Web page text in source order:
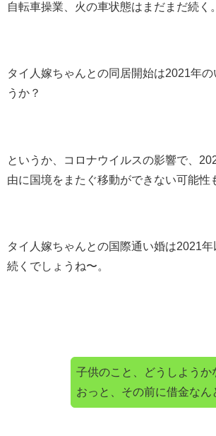
自転車操業、火の車状態はまだまだ続く。
タイ人嫁ちゃんとの同居開始は2021年
うか？
というか、コロナウイルスの影響で、
由に国境をまたぐ移動ができない可能
タイ人嫁ちゃんとの国際通い婚は2021
続くでしょうね〜。
子供のこと、どうしようか
おっと、その前に借金なん